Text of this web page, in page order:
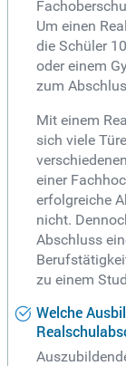
Um einen
die Schüler
oder einem
zum
Mit einem
sich viele
einer
erfolgreiche
nicht.
Abschluss
zu einem
Welche